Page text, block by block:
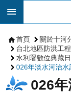
跳到主要內容區塊
首頁 關於十河
台北地區防洪工
水利署數位典藏
026年淡水河治
026年